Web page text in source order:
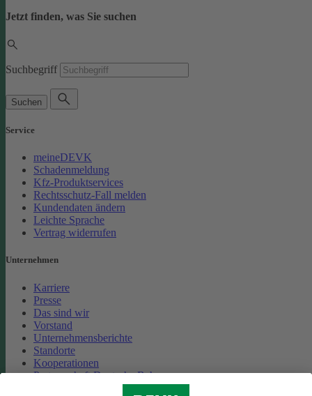
Jetzt finden, was Sie suchen
Suchbegriff
Suchen
Service
meineDEVK
Schadenmeldung
Kfz-Produktservices
Rechtsschutz-Fall melden
Kundendaten ändern
Leichte Sprache
Vertrag widerrufen
Unternehmen
Karriere
Presse
Das sind wir
Vorstand
Unternehmensberichte
Standorte
Kooperationen
Partnerschaft Deutsche Bahn